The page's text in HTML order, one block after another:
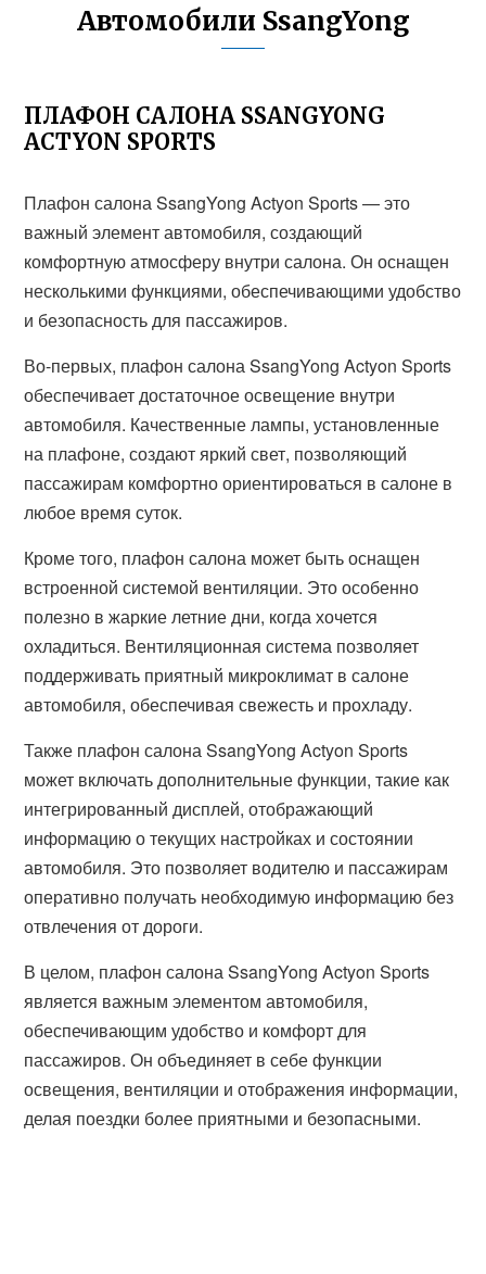
Автомобили SsangYong
ПЛАФОН САЛОНА SSANGYONG
ACTYON SPORTS
Плафон салона SsangYong Actyon Sports — это
важный элемент автомобиля, создающий
комфортную атмосферу внутри салона. Он оснащен
несколькими функциями, обеспечивающими удобство
и безопасность для пассажиров.
Во-первых, плафон салона SsangYong Actyon Sports
обеспечивает достаточное освещение внутри
автомобиля. Качественные лампы, установленные
на плафоне, создают яркий свет, позволяющий
пассажирам комфортно ориентироваться в салоне в
любое время суток.
Кроме того, плафон салона может быть оснащен
встроенной системой вентиляции. Это особенно
полезно в жаркие летние дни, когда хочется
охладиться. Вентиляционная система позволяет
поддерживать приятный микроклимат в салоне
автомобиля, обеспечивая свежесть и прохладу.
Также плафон салона SsangYong Actyon Sports
может включать дополнительные функции, такие как
интегрированный дисплей, отображающий
информацию о текущих настройках и состоянии
автомобиля. Это позволяет водителю и пассажирам
оперативно получать необходимую информацию без
отвлечения от дороги.
В целом, плафон салона SsangYong Actyon Sports
является важным элементом автомобиля,
обеспечивающим удобство и комфорт для
пассажиров. Он объединяет в себе функции
освещения, вентиляции и отображения информации,
делая поездки более приятными и безопасными.